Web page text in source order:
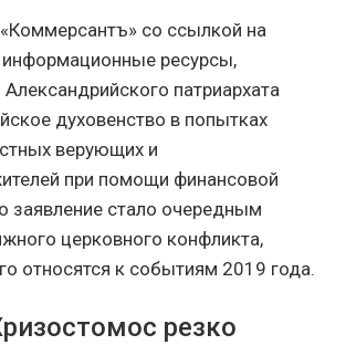
со ссылкой на
ресурсы,
Александрийского патриархата
духовенство в попытках
верующих и
при помощи финансовой
заявление стало очередным
церковного конфликта,
относятся к событиям 2019 года.
резко